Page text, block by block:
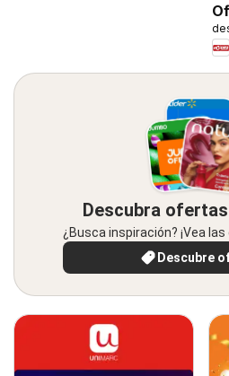
Descubra
¿Busca inspiración? ¡Vea
Descubre